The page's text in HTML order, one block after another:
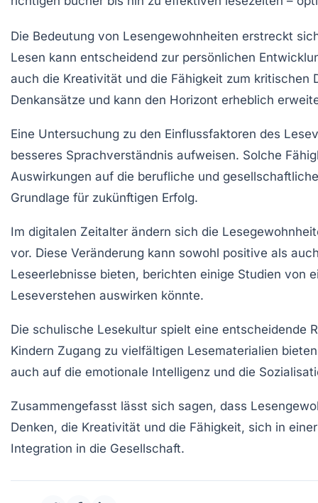
Die Bedeutung von Lesengewohnheiten erstreckt
Lesen kann entscheidend zur persönlichen
auch die Kreativität und die Fähigkeit zum kritischen
Denkansätze und kann den Horizont erheblich
Eine Untersuchung zu den Einflussfaktoren des
besseres Sprachverständnis aufweisen. Solche
Auswirkungen auf die berufliche und
Grundlage für zukünftigen Erfolg.
Im digitalen Zeitalter ändern sich die
vor. Diese Veränderung kann sowohl positive als
Leseerlebnisse bieten, berichten einige Studien von
Leseverstehen auswirken könnte.
Die schulische Lesekultur spielt eine entscheidende
Kindern Zugang zu vielfältigen Lesematerialien
auch auf die emotionale Intelligenz und die
Zusammengefasst lässt sich sagen, dass
Denken, die Kreativität und die Fähigkeit, sich in
Integration in die Gesellschaft.